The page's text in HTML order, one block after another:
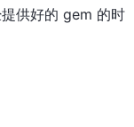
供好的 gem 的时